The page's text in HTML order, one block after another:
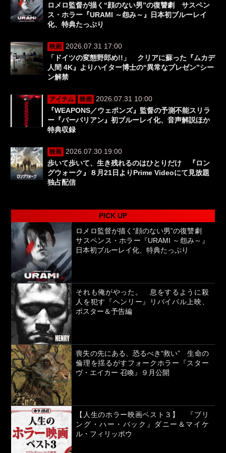
ロメロ監督が描く“顔のない男”の復讐劇 サスペン
ス・ホラー『URAMI ～怨み～』日本初ブルーレイ
化、特典たっぷり
映画
2026.07.31 17:00
「ドイツの変態野郎め!!」 クリアに蘇った『ムカデ
人間 4K』よりハイター博士の“異常なプレゼン”シー
ン解禁
アイテム 映画
2026.07.31 10:00
『WEAPONS／ウェポンズ』監督の予測不能スリラ
ー『バーバリアン』初ブルーレイ化、音声解説ほか
特典収録
映画
2026.07.30 19:00
歩いて歩いて、生き残れるのはひとりだけ 『ロン
グウォーク』８月21日よりPrime Videoにて見放題
独占配信
PICK UP
ロメロ監督が描く“顔のない男”の復讐劇
サスペンス・ホラー『URAMI ～怨み～』
日本初ブルーレイ化、特典たっぷり
それも俺がやった。 息をするように殺
人を犯す『ヘンリー』リバイバル上映、
ポスター＆予告編
喪失の先にある、恐るべき“救い” 生命の
倫理を揺るがすフォークホラー『スター
ヴ・エイカー 召喚』９月公開
【人生のホラー映画ベスト３】 『ブリ
ング・ハー・バック』ダニー＆マイケ
ル・フィリッポウ